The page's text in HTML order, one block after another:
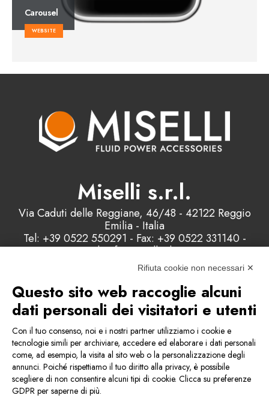
Carousel
WEBSITE
Miselli s.r.l.
Via Caduti delle Reggiane, 46/48 - 42122 Reggio
Emilia - Italia
Tel: +39 0522 550291 - Fax: +39 0522 331140 -
Email: info@misellisrl.com
P.IVA e C.F. : 00178200358 - Capitale Sociale:
98.000 euro
Contattaci
Condizioni generali di vendita
Privacy & Cookie Policy
Rifiuta cookie non necessari ✕
Questo sito web raccoglie alcuni
dati personali dei visitatori e utenti
Con il tuo consenso, noi e i nostri partner utilizziamo i cookie e
tecnologie simili per archiviare, accedere ed elaborare i dati personali
come, ad esempio, la visita al sito web o la personalizzazione degli
annunci. Poiché rispettiamo il tuo diritto alla privacy, è possibile
scegliere di non consentire alcuni tipi di cookie. Clicca su preferenze
GDPR per saperne di più.